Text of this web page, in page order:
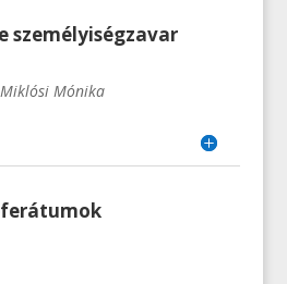
személyiségzavar
Mónika